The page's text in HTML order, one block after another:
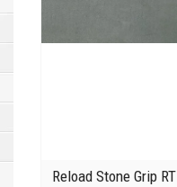
Reload Stone Grip RT